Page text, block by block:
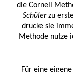
die Cornell
Schülerzu
drucke sie
Methode nutze
Für eine